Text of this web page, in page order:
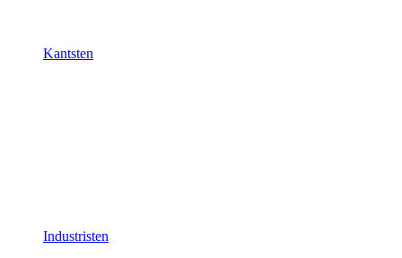
Kantsten
Industristen